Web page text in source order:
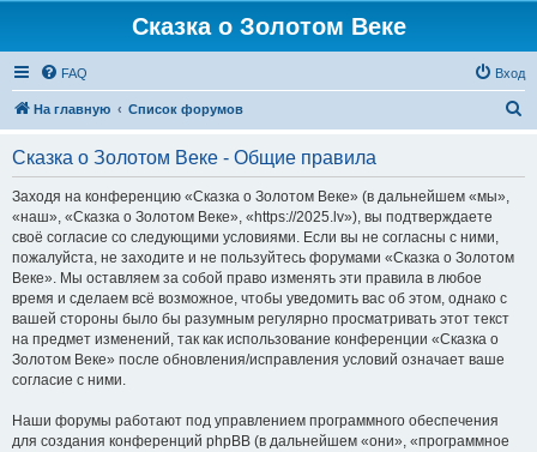
Сказка о Золотом Веке
FAQ Вход
На главную Список форумов
Сказка о Золотом Веке - Общие правила
Заходя на конференцию «Сказка о Золотом Веке» (в дальнейшем «мы»,
«наш», «Сказка о Золотом Веке», «https://2025.lv»), вы подтверждаете
своё согласие со следующими условиями. Если вы не согласны с ними,
пожалуйста, не заходите и не пользуйтесь форумами «Сказка о Золотом
Веке». Мы оставляем за собой право изменять эти правила в любое
время и сделаем всё возможное, чтобы уведомить вас об этом, однако с
вашей стороны было бы разумным регулярно просматривать этот текст
на предмет изменений, так как использование конференции «Сказка о
Золотом Веке» после обновления/исправления условий означает ваше
согласие с ними.
Наши форумы работают под управлением программного обеспечения
для создания конференций phpBB (в дальнейшем «они», «программное